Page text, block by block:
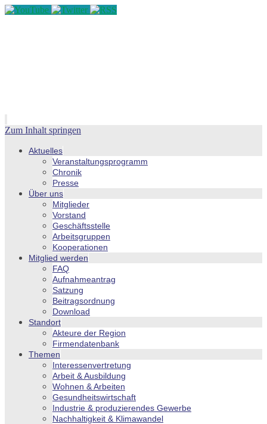
Zum Inhalt springen
Aktuelles
Veranstaltungsprogramm
Chronik
Presse
Über uns
Mitglieder
Vorstand
Geschäftsstelle
Arbeitsgruppen
Kooperationen
Mitglied werden
FAQ
Aufnahmeantrag
Satzung
Beitragsordnung
Download
Standort
Akteure der Region
Firmendatenbank
Themen
Interessenvertretung
Arbeit & Ausbildung
Wohnen & Arbeiten
Gesundheitswirtschaft
Industrie & produzierendes Gewerbe
Nachhaltigkeit & Klimawandel